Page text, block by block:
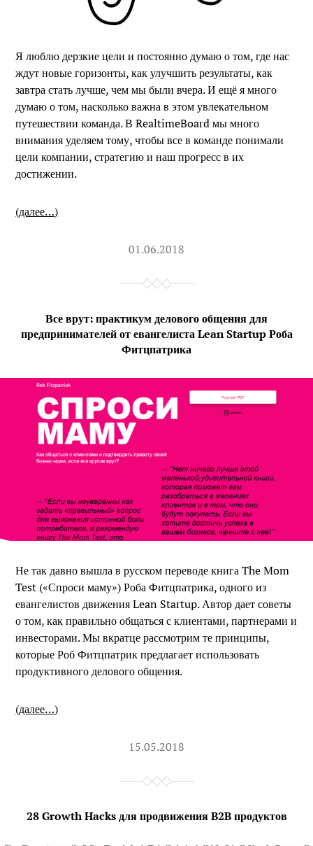
Я люблю дерзкие цели и постоянно думаю о том, где нас
ждут новые горизонты, как улучшить результаты, как
завтра стать лучше, чем мы были вчера. И ещё я много
думаю о том, насколько важна в этом увлекательном
путешествии команда. В RealtimeBoard мы много
внимания уделяем тому, чтобы все в команде понимали
цели компании, стратегию и наш прогресс в их
достижении.
(далее…)
01.06.2018
Все врут: практикум делового общения для
предпринимателей от евангелиста Lean Startup Роба
Фитцпатрика
Не так давно вышла в русском переводе книга The Mom
Test («Спроси маму») Роба Фитцпатрика, одного из
евангелистов движения Lean Startup. Автор дает советы
о том, как правильно общаться с клиентами, партнерами и
инвесторами. Мы вкратце рассмотрим те принципы,
которые Роб Фитцпатрик предлагает использовать
продуктивного делового общения.
(далее…)
15.05.2018
28 Growth Hacks для продвижения B2B продуктов